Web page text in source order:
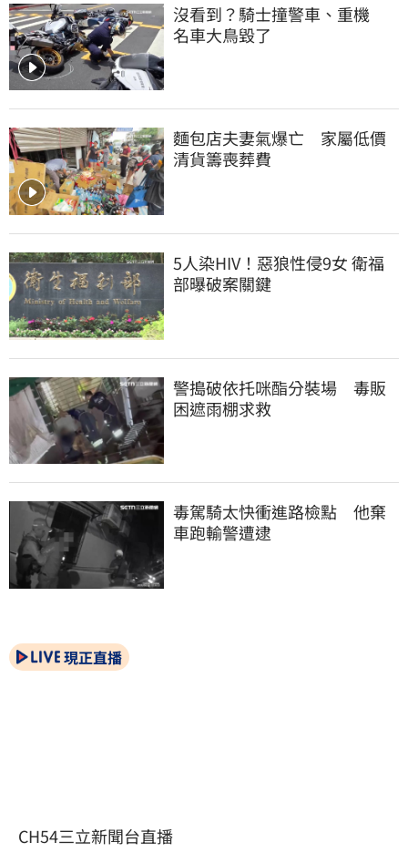
沒看到？騎士撞警車、重機
名車大鳥毀了
麵包店夫妻氣爆亡　家屬低價
清貨籌喪葬費
5人染HIV！惡狼性侵9女 衛福
部曝破案關鍵
警搗破依托咪酯分裝場　毒販
困遮雨棚求救
毒駕騎太快衝進路檢點　他棄
車跑輸警遭逮
現正直播
CH54三立新聞台直播